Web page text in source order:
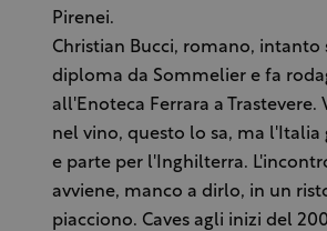
Pirenei.
Christian Bucci, romano, intanto
diploma da Sommelier e fa
all'Enoteca Ferrara a Trastevere.
nel vino, questo lo sa, ma l'Italia
e parte per l'Inghilterra.
avviene, manco a dirlo, in un
piacciono. Caves agli inizi del